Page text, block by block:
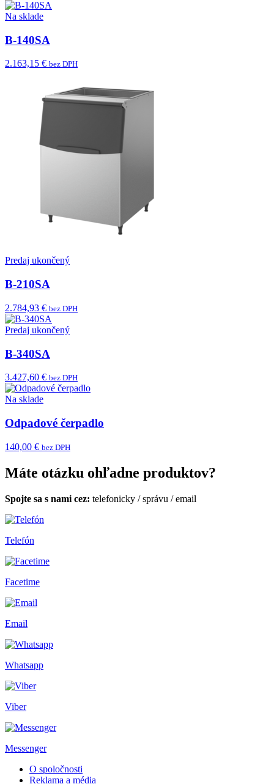
Na sklade
B-140SA
2.163,15 € bez DPH
Predaj ukončený
B-210SA
2.784,93 € bez DPH
Predaj ukončený
B-340SA
3.427,60 € bez DPH
Na sklade
Odpadové čerpadlo
140,00 € bez DPH
Máte otázku ohľadne produktov?
Spojte sa s nami cez: telefonicky /správu /email
Telefón
Facetime
Email
Whatsapp
Viber
Messenger
O spoločnosti
Reklama a média